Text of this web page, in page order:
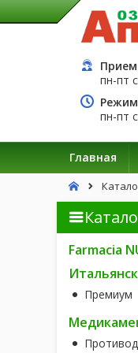
Прием
пн-пт
пн-пт
Главная
Farmacia
Премиум